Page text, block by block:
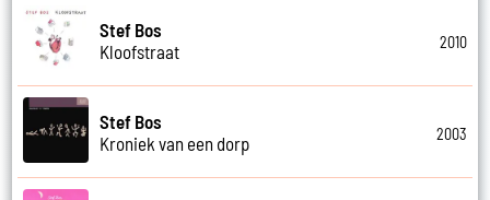
Stef Bos
Kloofstraat
2010
Stef Bos
Kroniek van een dorp
2003